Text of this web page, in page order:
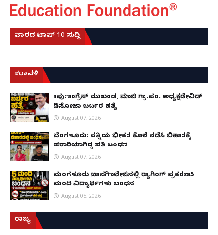
ವಾರದ ಟಾಪ್ 10 ಸುದ್ದಿ
ಕರಾವಳಿ
ಕಾಪು: ಕಾಂಗ್ರೆಸ್ ಮುಖಂಡ, ಮಾಜಿ ಗ್ರಾ.ಪಂ. ಅಧ್ಯಕ್ಷಡೇವಿಡ್
ಡಿಸೋಜಾ ಬರ್ಬರ ಹತ್ಯೆ
August 07, 2026
ಬೆಂಗಳೂರು: ಪತ್ನಿಯ ಭೀಕರ ಕೊಲೆ ನಡೆಸಿ ಬಿಹಾರಕ್ಕೆ
ಪರಾರಿಯಾಗಿದ್ದ ಪತಿ ಬಂಧನ
August 07, 2026
ಮಂಗಳೂರು ಖಾಸಗಿ ಕಾಲೇಜಿನಲ್ಲಿ ರ‌್ಯಾಗಿಂಗ್ ಪ್ರಕರಣ5
ಮಂದಿ ವಿದ್ಯಾರ್ಥಿಗಳು ಬಂಧನ
August 05, 2026
ರಾಜ್ಯ